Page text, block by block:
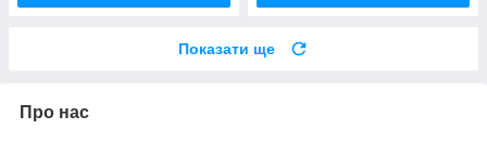
Показати ще
Про нас